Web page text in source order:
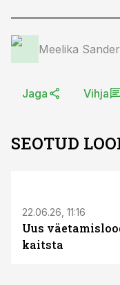
Meelika
Jaga Vihja
SEOTUD
22.06.26, 11:16
Uus
kaitsta